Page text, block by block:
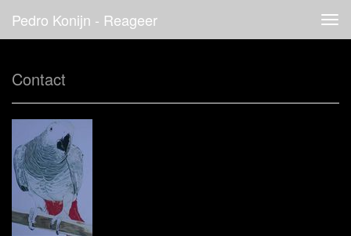
Pedro Konijn - Reageer
Contact